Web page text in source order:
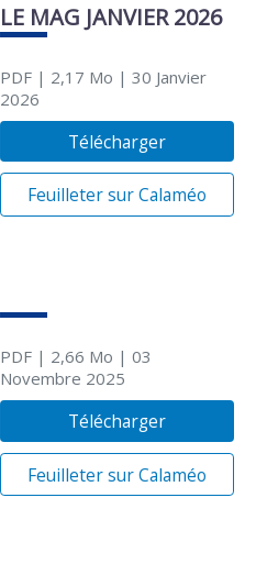
LE MAG JANVIER 2026
PDF| 2,17 Mo | 30 Janvier
2026
Télécharger
Feuilleter sur Calaméo
PDF| 2,66 Mo | 03
Novembre 2025
Télécharger
Feuilleter sur Calaméo